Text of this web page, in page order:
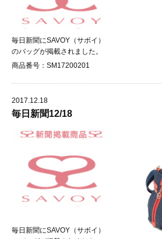
毎日新聞にSAVOY（サボイ）
のバッグが掲載されました。
商品番号：SM17200201
2017.12.18
毎日新聞12/18
毎日新聞にSAVOY（サボイ）